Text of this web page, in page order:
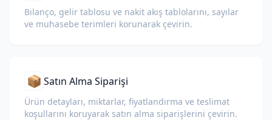
Bilanço, gelir tablosu ve nakit akış tablolarını, sayılar
ve muhasebe terimleri korunarak çevirin.
📦 Satın Alma Siparişi
Ürün detayları, miktarlar, fiyatlandırma ve teslimat
koşullarını koruyarak satın alma siparişlerini çevirin.